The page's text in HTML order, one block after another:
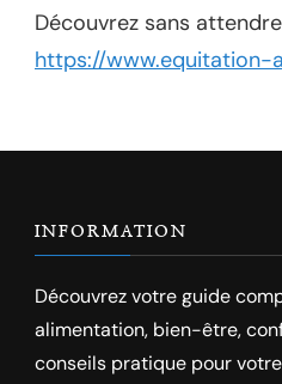
Découvrez sans
https://www.equitation-
INFORMATION
Découvrez votre guide
alimentation, bien-être,
conseils pratique pour